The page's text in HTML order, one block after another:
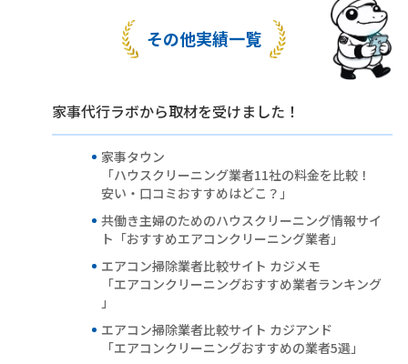
その他実績一覧
家事代行ラボから取材を受けました！
家事タウン
「ハウスクリーニング業者11社の料金を比較！
安い・口コミおすすめはどこ？」
共働き主婦のためのハウスクリーニング情報サイ
ト「おすすめエアコンクリーニング業者」
エアコン掃除業者比較サイト カジメモ
「エアコンクリーニングおすすめ業者ランキング
」
エアコン掃除業者比較サイト カジアンド
「エアコンクリーニングおすすめの業者5選」